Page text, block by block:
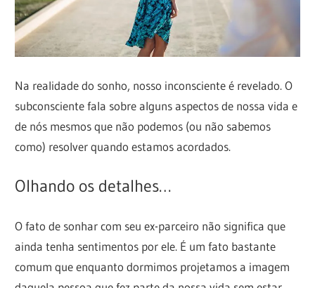
Na realidade do sonho, nosso inconsciente é revelado. O
subconsciente fala sobre alguns aspectos de nossa vida e
de nós mesmos que não podemos (ou não sabemos
como) resolver quando estamos acordados.
Olhando os detalhes…
O fato de sonhar com seu ex-parceiro não significa que
ainda tenha sentimentos por ele. É um fato bastante
comum que enquanto dormimos projetamos a imagem